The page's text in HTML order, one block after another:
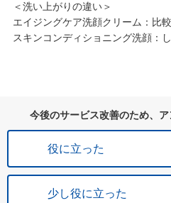
＜洗い上がりの違い＞
エイジングケア洗顔クリーム：比
スキンコンディショニング洗顔：
今後のサービス改善のため、
役に立った
少し役に立った